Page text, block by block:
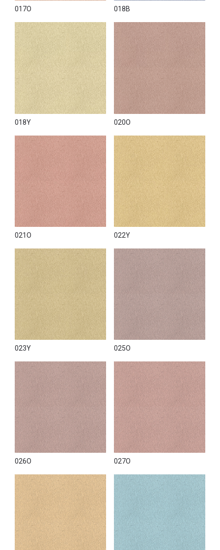
017O 018B
018Y 020O
021O 022Y
023Y 025O
026O 027O